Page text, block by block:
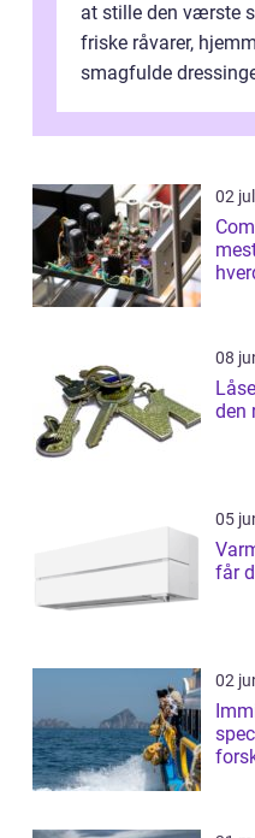
at stille den værste
friske råvarer,
smagfulde
02
08
den
05
får
02